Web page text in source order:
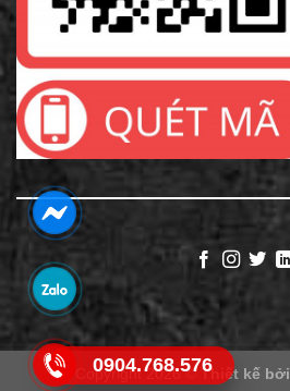
Copyright 2026 © Thiết kế bởi
0904.768.576